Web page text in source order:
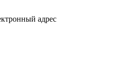
адрес